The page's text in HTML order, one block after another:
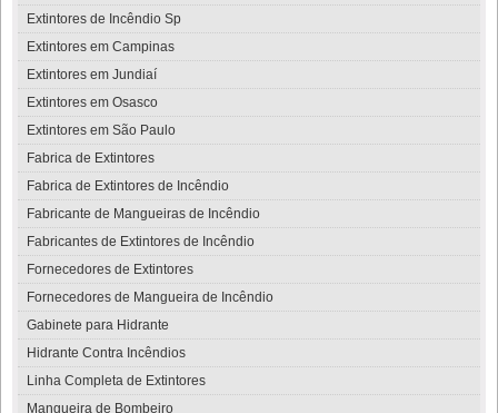
Extintores de Incêndio Sp
Extintores em Campinas
Extintores em Jundiaí
Extintores em Osasco
Extintores em São Paulo
Fabrica de Extintores
Fabrica de Extintores de Incêndio
Fabricante de Mangueiras de Incêndio
Fabricantes de Extintores de Incêndio
Fornecedores de Extintores
Fornecedores de Mangueira de Incêndio
Gabinete para Hidrante
Hidrante Contra Incêndios
Linha Completa de Extintores
Mangueira de Bombeiro